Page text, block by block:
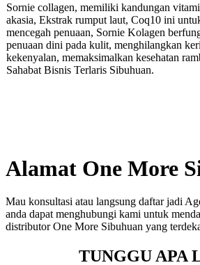
Sornie collagen, memiliki kandungan
akasia, Ekstrak rumput laut, Coq10 ini
mencegah penuaan, Sornie Kolagen
penuaan dini pada kulit, menghilangkan
kekenyalan, memaksimalkan kesehatan
Sahabat Bisnis Terlaris Sibuhuan.
Alamat One More
Mau konsultasi atau langsung daftar jadi
anda dapat menghubungi kami untuk
distributor One More Sibuhuan yang
TUNGGU APA